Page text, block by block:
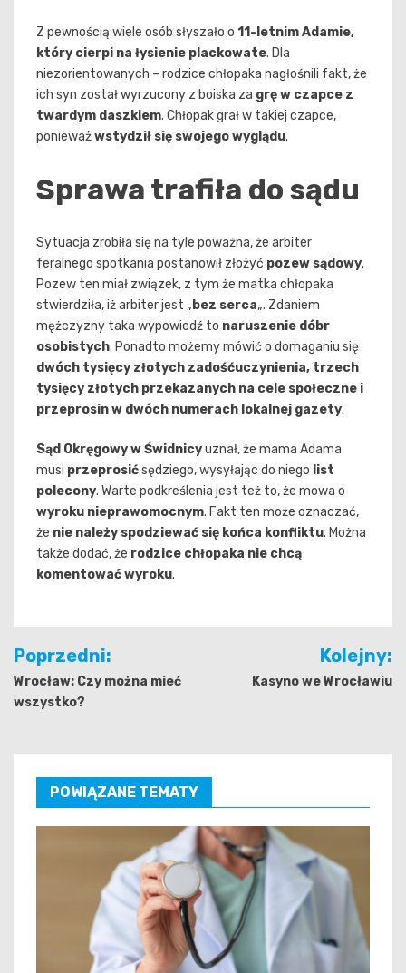
Z pewnością wiele osób słyszało o 11-letnim Adamie,
który cierpi na łysienie plackowate. Dla
niezorientowanych – rodzice chłopaka nagłośnili fakt, że
ich syn został wyrzucony z boiska za grę w czapce z
twardym daszkiem. Chłopak grał w takiej czapce,
ponieważwstydził się swojego wyglądu.
Sprawa trafiła do sądu
Sytuacja zrobiła się na tyle poważna, że arbiter
feralnego spotkania postanowił złożyć pozew sądowy.
Pozew ten miał związek, z tym że matka chłopaka
stwierdziła, iż arbiter jest „bez serca„. Zdaniem
mężczyzny taka wypowiedź to naruszenie dóbr
osobistych. Ponadto możemy mówić o domaganiu się
dwóch tysięcy złotych zadośćuczynienia, trzech
tysięcy złotych przekazanych na cele społeczne i
przeprosin w dwóch numerach lokalnej gazety.
Sąd Okręgowy w Świdnicyuznał, że mama Adama
musi przeprosićsędziego, wysyłając do niego list
polecony. Warte podkreślenia jest też to, że mowa o
wyroku nieprawomocnym. Fakt ten może oznaczać,
że nie należy spodziewać się końca konfliktu. Można
także dodać, że rodzice chłopaka nie chcą
komentować wyroku.
Nawigacja
wpisu
Poprzedni:
Wrocław: Czy można mieć
wszystko?
Kolejny:
Kasyno we Wrocławiu
POWIĄZANE TEMATY